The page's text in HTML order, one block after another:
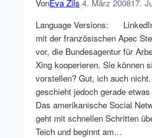
VonEva Zils 4. März 200817.
Language Versions:
mit der französischen Apec
vor, die Bundesagentur für
Xing kooperieren. Sie können
vorstellen? Gut, ich auch
geschieht jedoch gerade
Das amerikanische Social
geht mit schnellen Schritten
Teich und beginnt am…